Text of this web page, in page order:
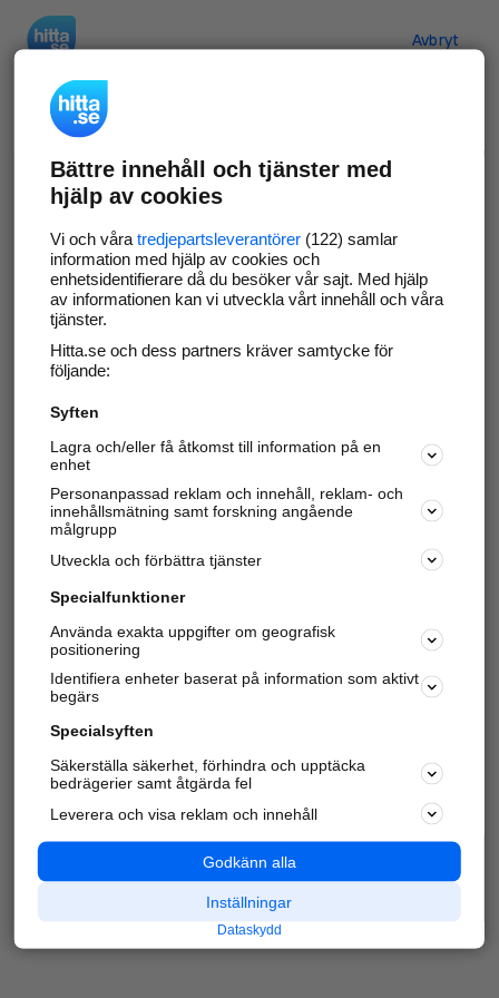
Avbryt
Verifiera ditt företag
Gör som 69 554företag
företagssida på hitta.se och syns bättre mot
kunder i ditt närområde. Helt kostnadsfritt.
Uppdatera din företagsinformation
Svara på och hantera dina omdömen
Har du redan verifierat ditt företag? Logga in
Varje vecka besöker du och4 miljoner
andra
härliga användare oss för att hitta rätt lokal
information om företag, privatpersoner och
platser.
Bättre innehåll och tjänster med
hjälp av cookies
Vi och våra tredjepartsleverantörer(122) samlar
information med hjälp av cookies och
enhetsidentifierare då du besöker vår sajt. Med hjälp
av informationen kan vi utveckla vårt innehåll och våra
tjänster.
Hitta.se och dess partners kräver samtycke för
följande:
Syften
Lagra och/eller få åtkomst till information på en
enhet
Personanpassad reklam och innehåll, reklam- och
innehållsmätning samt forskning angående
målgrupp
Utveckla och förbättra tjänster
Specialfunktioner
Använda exakta uppgifter om geografisk
positionering
Identifiera enheter baserat på information som aktivt
begärs
Specialsyften
Säkerställa säkerhet, förhindra och upptäcka
bedrägerier samt åtgärda fel
Leverera och visa reklam och innehåll
Godkänn alla
Inställningar
Dataskydd